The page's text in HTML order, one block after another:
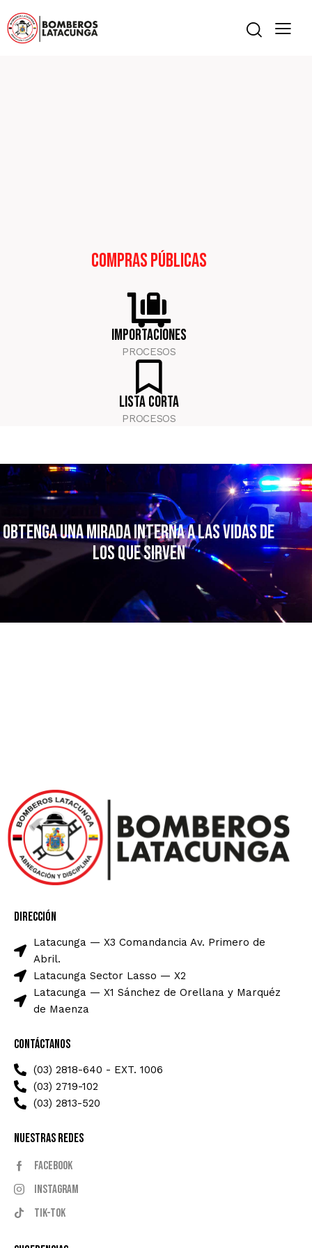
Compras Públicas
importaciones
PROCESOS
LISTA CORTA
PROCESOS
Obtenga una mirada interna a las vidasde
los que sirven
Dirección
Latacunga — X3 Comandancia Av. Primero de
Abril.
Latacunga Sector Lasso — X2
Latacunga — X1 Sánchez de Orellana y Marquéz
de Maenza
Contáctanos
(03) 2818-640 - EXT. 1006
(03) 2719-102
(03) 2813-520
Nuestras Redes
Facebook
Instagram
Tik-tok